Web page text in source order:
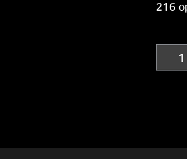
216
Latin
aantal